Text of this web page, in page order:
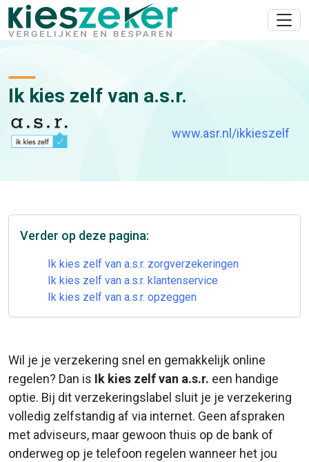
Ik kies zelf van a.s.r.
www.asr.nl/ikkieszelf
Verder op deze pagina:
Ik kies zelf van a.s.r. zorgverzekeringen
Ik kies zelf van a.s.r. klantenservice
Ik kies zelf van a.s.r. opzeggen
Wil je je verzekering snel en gemakkelijk online
regelen? Dan is Ik kies zelf van a.s.r. een handige
optie. Bij dit verzekeringslabel sluit je je verzekering
volledig zelfstandig af via internet. Geen afspraken
met adviseurs, maar gewoon thuis op de bank of
onderweg op je telefoon regelen wanneer het jou